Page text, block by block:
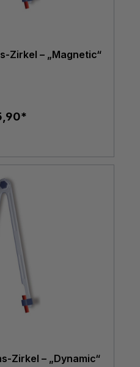
Zirkel – „Magnetic“
Zirkel – „Dynamic“